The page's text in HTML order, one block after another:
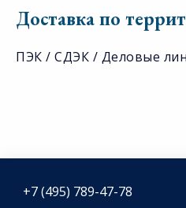
Доставка по
ПЭК / СДЭК / Деловые
+7 (495) 789-47-78